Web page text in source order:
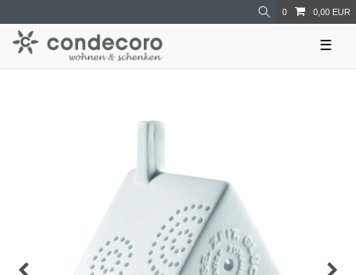
0 0,00 EUR
☰